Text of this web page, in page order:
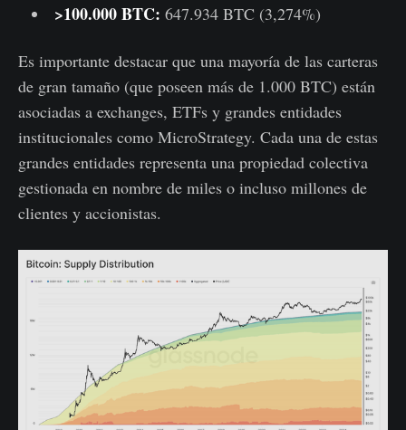
>100.000 BTC: 647.934 BTC (3,274%)
Es importante destacar que una mayoría de las carteras
de gran tamaño (que poseen más de 1.000 BTC) están
asociadas a exchanges, ETFs y grandes entidades
institucionales como MicroStrategy. Cada una de estas
grandes entidades representa una propiedad colectiva
gestionada en nombre de miles o incluso millones de
clientes y accionistas.